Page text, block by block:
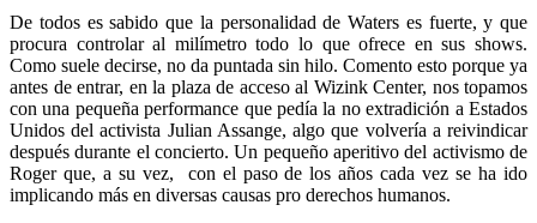
De todos es sabido que la personalidad de Waters es fuerte, y que
procura controlar al milímetro todo lo que ofrece en sus shows.
Como suele decirse, no da puntada sin hilo. Comento esto porque ya
antes de entrar, en la plaza de acceso al Wizink Center, nos topamos
con una pequeña performance que pedía la no extradición a Estados
Unidos del activista Julian Assange, algo que volvería a reivindicar
después durante el concierto. Un pequeño aperitivo del activismo de
Roger que, a su vez, con el paso de los años cada vez se ha ido
implicando más en diversas causas pro derechos humanos.